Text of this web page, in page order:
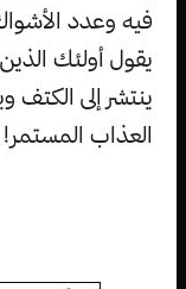
فيه وعدد
يقول أولئك
العذاب المستمر!